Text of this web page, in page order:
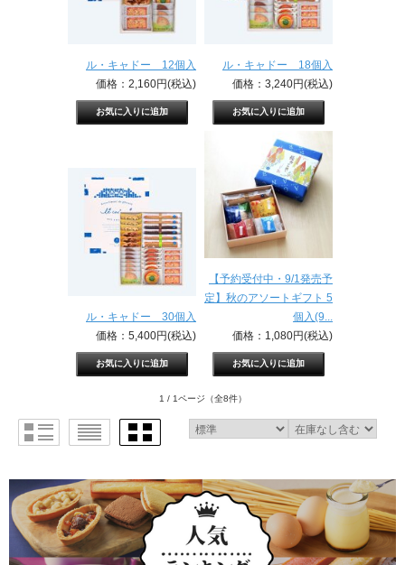
ル・キャドー 12個入
価格：2,160円(税込)
ル・キャドー 18個入
価格：3,240円(税込)
ル・キャドー 30個入
価格：5,400円(税込)
【予約受付中・9/1発売予
定】秋のアソートギフト 5
個入(9...
価格：1,080円(税込)
1 / 1ページ （全8件）